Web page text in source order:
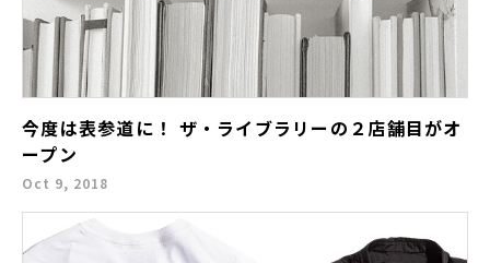
今度は表参道に！ ザ・ライブラリーの２店舗目がオ
ープン
Oct 9, 2018